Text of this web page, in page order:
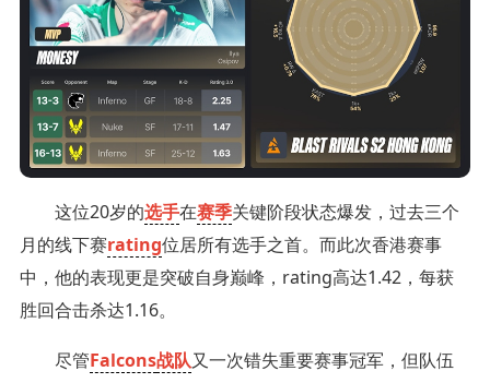
这位20岁的选手在赛季关键阶段状态爆发，过去三个
月的线下赛rating位居所有选手之首。而此次香港赛事
中，他的表现更是突破自身巅峰，rating高达1.42，每获
胜回合击杀达1.16。
尽管Falcons战队又一次错失重要赛事冠军，但队伍